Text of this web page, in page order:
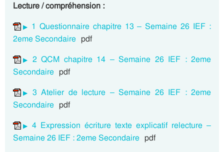
Lecture / compréhension :
1 Questionnaire chapitre 13 – Semaine 26 IEF :
2eme Secondaire pdf
2 QCM chapitre 14 – Semaine 26 IEF : 2eme
Secondaire pdf
3 Atelier de lecture – Semaine 26 IEF : 2eme
Secondaire pdf
4 Expression écriture texte explicatif relecture –
Semaine 26 IEF : 2eme Secondaire pdf